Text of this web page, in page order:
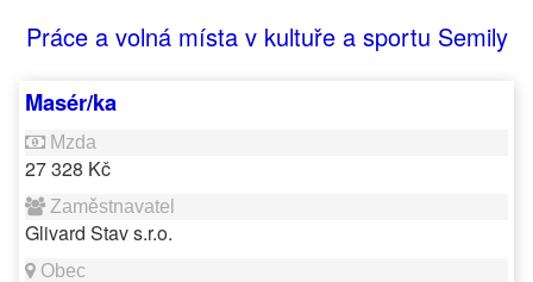
Práce a volná místa v kultuře a sportu Semily
Masér/ka
27 328 Kč
Glivard Stav s.r.o.